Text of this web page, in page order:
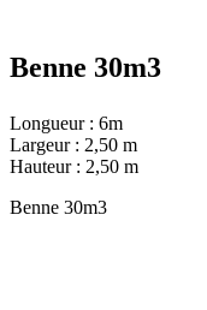
Benne 30m3
Longueur : 6m
Largeur : 2,50 m
Hauteur : 2,50 m
Benne 30m3